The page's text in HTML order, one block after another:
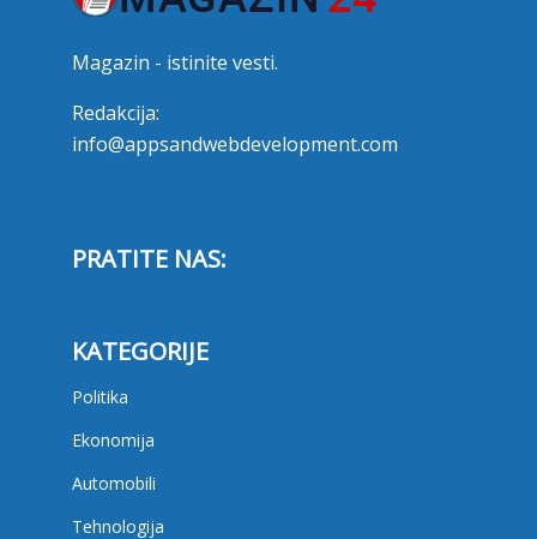
Magazin - istinite vesti.
Redakcija:
info@appsandwebdevelopment.com
PRATITE NAS:
KATEGORIJE
Politika
Ekonomija
Automobili
Tehnologija